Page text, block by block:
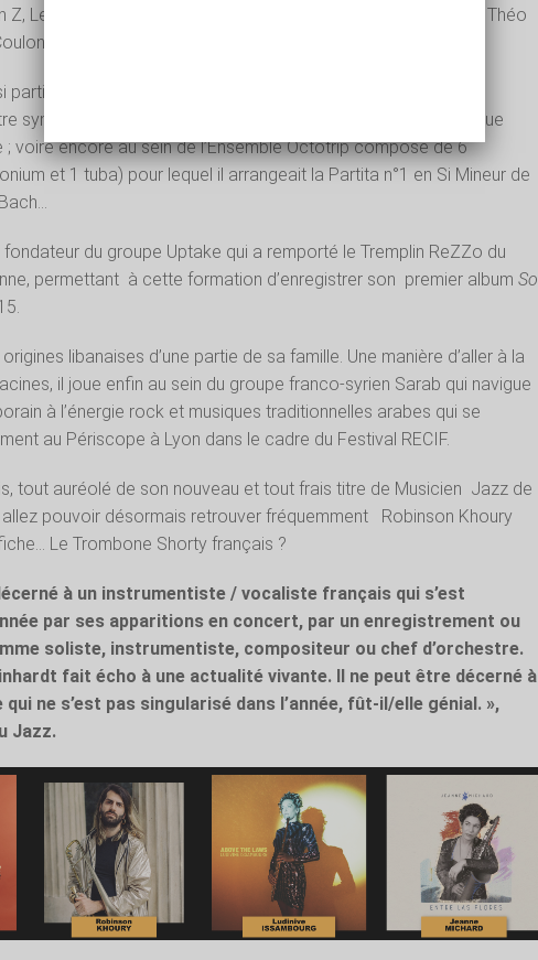
Z, Leïla Martial, Ibrahim Maalouf, Natacha Atlas, Marcus Miller, Théo
…
participer au projet
symphonique de jazz Metropole Orkest (Pays-Bas) en tant que
voire encore au sein de l’Ensemble Octotrip composé de 6
et 1 tuba) pour lequel il arrangeait la Partita n°1 en Si Mineur de
fondateur du groupe Uptake qui a remporté le Tremplin ReZZo du
permettant à cette formation d’enregistrer son premier albumSo
origines libanaises d’une partie de sa famille. Une manière d’aller à la
il joue enfin au sein du groupe franco-syrien Sarab qui navigue
à l’énergie rock et musiques traditionnelles arabes qui se
au Périscope à Lyon dans le cadre du Festival RECIF.
tout auréolé de son nouveau et tout frais titre de Musicien Jazz de
allez pouvoir désormais retrouver fréquemment
Robinson Khoury
Le Trombone Shorty français ?
à un instrumentiste / vocaliste français qui s’est
par ses apparitions en concert, par un enregistrement ou
soliste, instrumentiste, compositeur ou chef d’orchestre.
fait écho à une actualité vivante. Il ne peut être décerné à
ne s’est pas singularisé dans l’année, fût-il/elle génial. »,
Jazz.